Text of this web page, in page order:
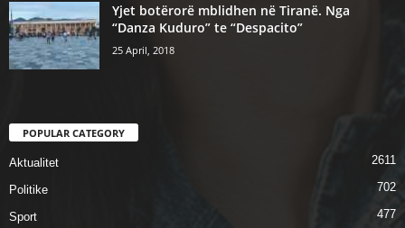
Yjet botërorë mblidhen në Tiranë. Nga
“Danza Kuduro” te “Despacito”
25 April, 2018
POPULAR CATEGORY
Aktualitet 2611
Politike 702
Sport 477